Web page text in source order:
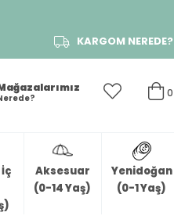
KARGOM NEREDE?
0
Aksesuar
(0-14 Yaş)
Yenidoğan
(0-1 Yaş)